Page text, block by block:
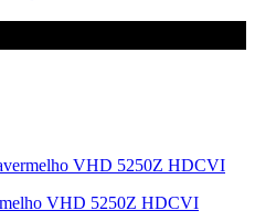
VHD 5250Z HDCVI